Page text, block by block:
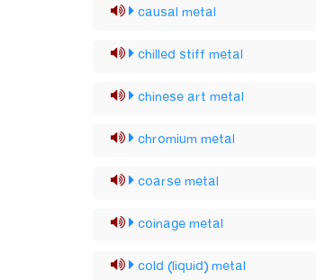
causal metal
chilled stiff metal
chinese art metal
chromium metal
coarse metal
coinage metal
cold (liquid) metal